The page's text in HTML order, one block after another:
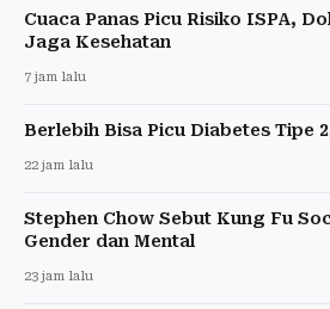
Cuaca Panas Picu Risiko ISPA,
Jaga Kesehatan
7 jam lalu
Berlebih Bisa Picu Diabetes Tipe
22 jam lalu
Stephen Chow Sebut Kung Fu
Gender dan Mental
23 jam lalu